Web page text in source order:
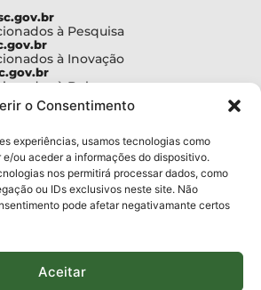
o Consentimento
experiências, usamos tecnologias como
ou aceder a informações do dispositivo.
nos permitirá processar dados, como
ou IDs exclusivos neste site. Não
pode afetar negativamante certos
Aceitar
à Pesquisa
à Inovação
à Bolsas
à Prestação de Contas
à Plataforma
3665-4831
José Carlos Daux, 600 (SC-401),
SC